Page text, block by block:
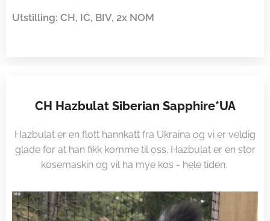
Utstilling: CH, IC, BIV, 2x NOM
CH Hazbulat Siberian Sapphire*UA
Hazbulat er en flott hannkatt fra Ukraina og vi er veldig
glade for at han fikk komme til oss. Hazbulat er en stor
kosemaskin og vil ha mye kos - hele tiden.